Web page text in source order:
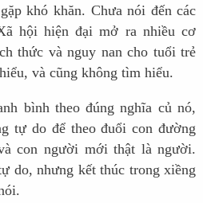
khó khăn. Chưa nói đến các
hội hiện đại mở ra nhiều cơ
thức và nguy nan cho tuổi trẻ
và cũng không tìm hiểu.
bình theo đúng nghĩa củ nó,
tự do để theo đuổi con đường
con người mới thật là người.
do, nhưng kết thúc trong xiềng